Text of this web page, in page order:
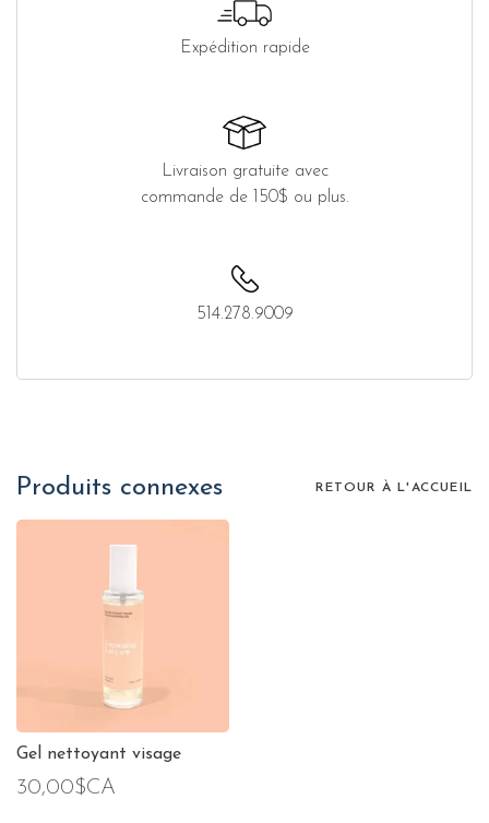
Expédition rapide
Livraison gratuite avec
commande de 150$ ou plus.
514.278.9009
Produits connexes RETOUR À L'ACCUEIL
Gel nettoyant visage
30,00$CA